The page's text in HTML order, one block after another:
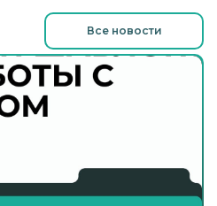
Все новости